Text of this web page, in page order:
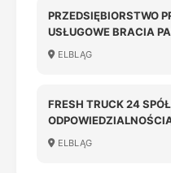
PRZEDSIĘBIORSTWO
USŁUGOWE BRACIA
JAROSŁAW PARZYCH
ELBLĄG
FRESH TRUCK 24
ELBLĄG